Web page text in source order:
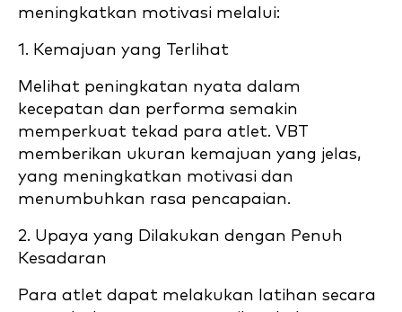
meningkatkan motivasi melalui:
1. Kemajuan yang Terlihat
Melihat peningkatan nyata dalam
kecepatan dan performa semakin
memperkuat tekad para atlet. VBT
memberikan ukuran kemajuan yang jelas,
yang meningkatkan motivasi dan
menumbuhkan rasa pencapaian.
2. Upaya yang Dilakukan dengan Penuh
Kesadaran
Para atlet dapat melakukan latihan secara